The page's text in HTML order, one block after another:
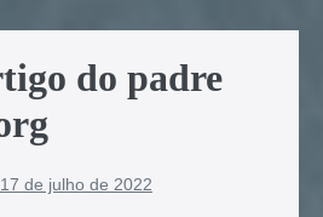
do padre
17 de julho de 2022